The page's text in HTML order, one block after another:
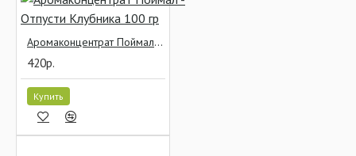
Аромаконцентрат Поймал - Отпусти Клубника 100 гр
420р.
Купить